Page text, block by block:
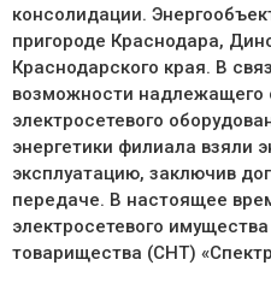
консолидации.
пригороде Краснодара,
Краснодарского края. В
возможности надлежащего
электросетевого
энергетики филиала взяли
эксплуатацию, заключив
передаче. В настоящее
электросетевого
товарищества (СНТ)